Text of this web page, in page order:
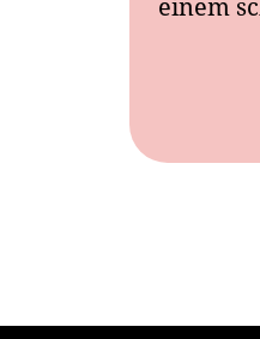
einem